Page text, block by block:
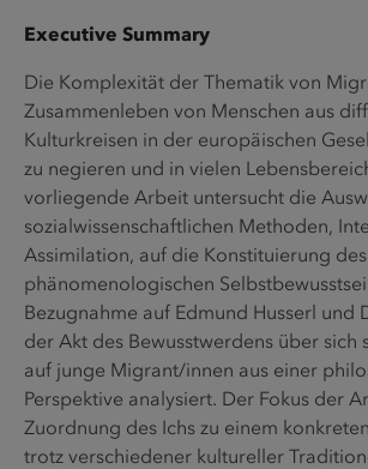
Executive Summary
Die Komplexität der Thematik von
Zusammenleben von Menschen aus
Kulturkreisen in der europäischen
zu negieren und in vielen
vorliegende Arbeit untersucht die
sozialwissenschaftlichen Methoden,
Assimilation, auf die Konstituierung des
phänomenologischen
Bezugnahme auf Edmund Husserl und
der Akt des Bewusstwerdens über sich
auf junge Migrant/innen aus einer
Perspektive analysiert. Der Fokus der
Zuordnung des Ichs zu einem
trotz verschiedener kultureller